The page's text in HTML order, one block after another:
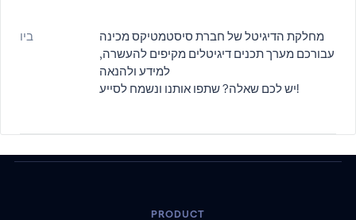
ביו
מחלקת הדיגיטל של חברת סיסטמטיקס מכינה
עבורכם מערך תכנים דיגיטלים מקיפים להעשרה,
למידע ולהנאה
יש לכם שאלה? שתפו אותנו ונשמח לסייע!
PRODUCT